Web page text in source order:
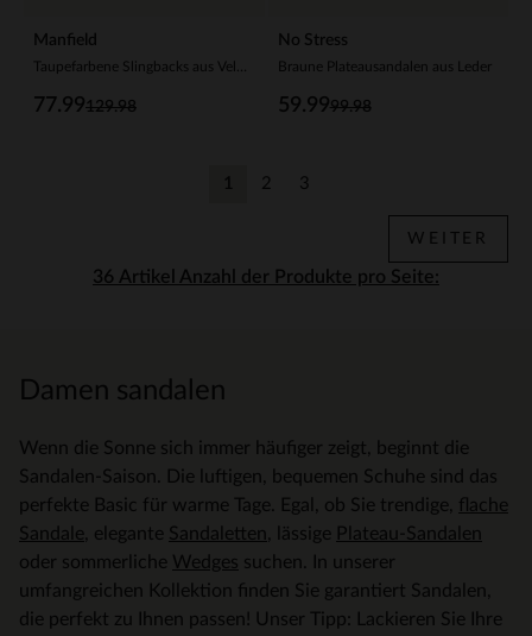
Manfield
129.98
77.99
No Stress
Braune Plateausandalen aus Leder
99.98
59.99
Anzahl der Produkte pro Seite:
1 2 3
WEITER
Damen sandalen
Wenn die Sonne sich immer häufiger zeigt, beginnt die
Sandalen-Saison. Die luftigen, bequemen Schuhe sind das
perfekte Basic für warme Tage. Egal, ob Sie trendige, flache
Sandale , elegante Sandaletten , lässige
Plateau-Sandalen
oder sommerliche Wedges suchen. In unserer
umfangreichen Kollektion finden Sie garantiert Sandalen,
die perfekt zu Ihnen passen! Unser Tipp: Lackieren Sie Ihre